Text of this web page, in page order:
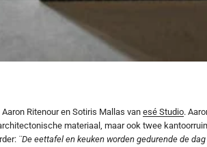
Ritenour en Sotiris Mallas van esé Studio.
materiaal, maar ook twee
¨De eettafel en keuken worden gedurende de